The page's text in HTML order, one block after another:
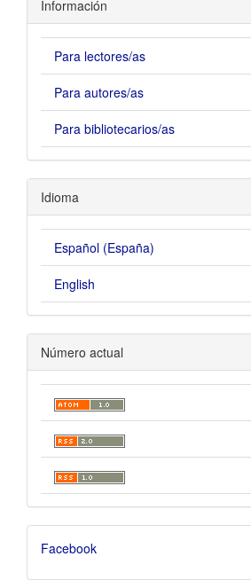
Información
Para lectores/as
Para autores/as
Para bibliotecarios/as
Idioma
Español (España)
English
Número actual
Facebook